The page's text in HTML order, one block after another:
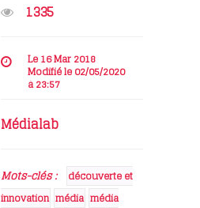
1335
Le 16 Mar 2018
Modifié le 02/05/2020
à 23:57
Médialab
Mots-clés :
découverte et
innovation média média